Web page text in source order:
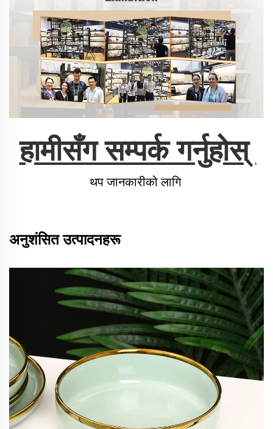
हामीसँग सम्पर्क गर्नुहोस्
थप जानकारीको लागि
अनुशंसित उत्पादनहरू